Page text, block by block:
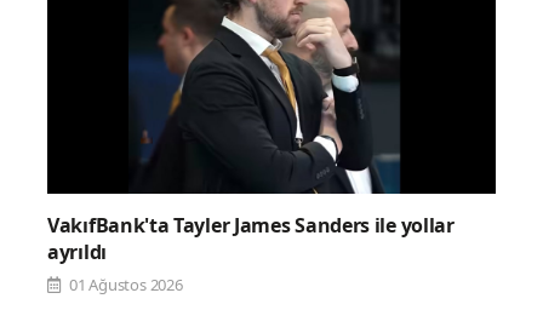
VakıfBank'ta Tayler James Sanders ile yollar
ayrıldı
01 Ağustos 2026